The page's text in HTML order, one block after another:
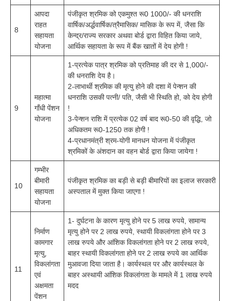
8
आपदा
राहत
सहायता
योजना
पंजीकृत श्रमिक को एकमुश्त रू0 1000/- की धनराशि
वार्षिक/अर्द्धवार्षिक/त्रैमासिक/ मासिक के रूप में, जैसा कि
केन्द्र/राज्य सरकार अथवा बोर्ड द्वारा विहित किया जाये,
आर्थिक सहायता के रूप में बैंक खातों में देय होगी !
9
महात्मा
गाँधी पेंशन
योजना
1-प्रत्येक पात्र श्रमिक को प्रतिमाह की दर से 1,000/-
की धनराशि देय है।
2-लाभार्थी श्रमिक की मृत्यु होने की दशा में पेन्शन की
धनराशि उसकी पत्नी/ पति, जैसी भी स्थिति हो, को देय होगी
!
3-पेन्शन राशि में प्रत्येक 02 वर्ष बाद रू0-50 की वृद्धि, जो
अधिकतम रू0-1250 तक होगी !
4-प्रधानमंत्री श्रम-योगी मानधन योजना में पंजीकृत
श्रमिकों के अंशदान का वहन बोर्ड द्वारा किया जायेगा !
10
गम्भीर
बीमारी
सहायता
योजना
पंजीकृत श्रमिक का बड़ी से बड़ी बीमारियों का इलाज सरकारी
अस्पताल में मुक्त किया जाएगा !
11
निर्माण
कामगार
मृत्यु,
विकलांगता
एवं
अक्षमता
पेंशन
1- दुर्घटना के कारण मृत्यु होने पर 5 लाख रुपये, सामान्य
मृत्यु होने पर 2 लाख रुपये, स्थायी विकलांगता होने पर 3
लाख रुपये और आंशिक विकलांगता होने पर 2 लाख रुपये,
बाहर स्थायी विकलांगता होने पर 2 लाख रुपये का आर्थिक
मुआवजा दिया जाता है। कार्यस्थल पर और कार्यस्थल के
बाहर अस्थायी आंशिक विकलांगता के मामले में 1 लाख रुपये
मदद